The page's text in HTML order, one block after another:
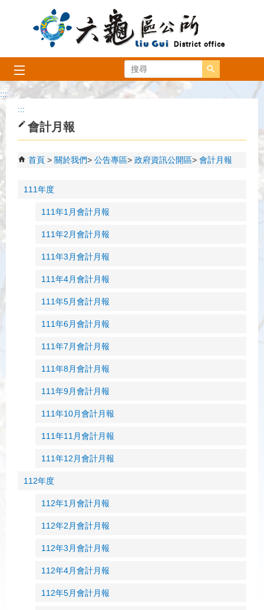
跳到主要內容區塊
搜尋
:::
:::
會計月報
首頁 關於我們 公告專區 政府資訊公開區 會計月報
111年度
111年1月會計月報
111年2月會計月報
111年3月會計月報
111年4月會計月報
111年5月會計月報
111年6月會計月報
111年7月會計月報
111年8月會計月報
111年9月會計月報
111年10月會計月報
111年11月會計月報
111年12月會計月報
112年度
112年1月會計月報
112年2月會計月報
112年3月會計月報
112年4月會計月報
112年5月會計月報